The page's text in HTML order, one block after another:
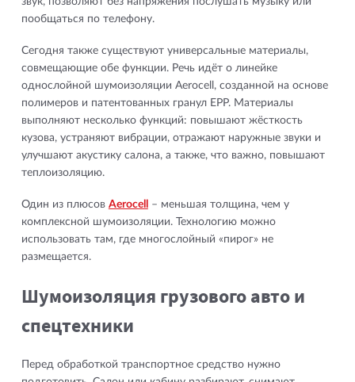
пообщаться по телефону.
Сегодня также существуют универсальные материалы,
совмещающие обе функции. Речь идёт о линейке
однослойной шумоизоляции Aerocell, созданной на основе
полимеров и патентованных гранул EPP. Материалы
выполняют несколько функций: повышают жёсткость
кузова, устраняют вибрации, отражают наружные звуки и
улучшают акустику салона, а также, что важно, повышают
теплоизоляцию.
Один из плюсов Aerocell
– меньшая толщина, чем у
комплексной шумоизоляции. Технологию можно
использовать там, где многослойный «пирог» не
размещается.
Шумоизоляция грузового авто и
спецтехники
Перед обработкой транспортное средство нужно